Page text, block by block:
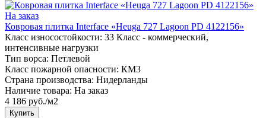
На заказ
Ковровая плитка Interface «Heuga 727 Lagoon PD 4122156»
Класс износостойкости: 33 Класс - коммерческий,
интенсивные нагрузки
Тип ворса: Петлевой
Класс пожарной опасности: КМ3
Страна производства: Нидерланды
Наличие товара: На заказ
4 186 руб./м2
Купить